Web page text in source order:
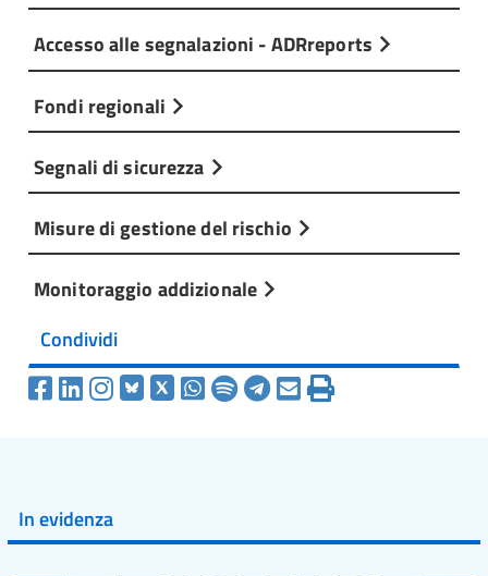
Accesso alle segnalazioni - ADRreports
Fondi regionali
Segnali di sicurezza
Misure di gestione del rischio
Monitoraggio addizionale
Condividi
In evidenza